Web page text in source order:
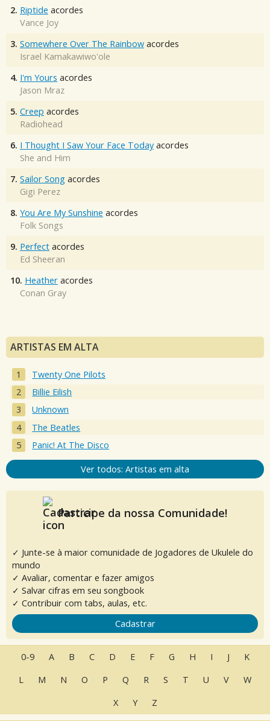
2. Riptide acordes
Vance Joy
3. Somewhere Over The Rainbow acordes
Israel Kamakawiwo'ole
4. I'm Yours acordes
Jason Mraz
5. Creep acordes
Radiohead
6. I Thought I Saw Your Face Today acordes
She and Him
7. Sailor Song acordes
Gigi Perez
8. You Are My Sunshine acordes
Folk Songs
9. Perfect acordes
Ed Sheeran
10. Heather acordes
Conan Gray
ARTISTAS EM ALTA
Twenty One Pilots
Billie Eilish
Unknown
The Beatles
Panic! At The Disco
Ver todos: Artistas em alta
Participe da nossa Comunidade!
✓ Junte-se à maior comunidade de Jogadores de Ukulele do
mundo
✓ Avaliar, comentar e fazer amigos
✓ Salvar cifras em seu songbook
✓ Contribuir com tabs, aulas, etc.
Cadastrar
0-9 A B C D E F G H I J
K
L
M N O P Q R S T U V
W
X
Y Z